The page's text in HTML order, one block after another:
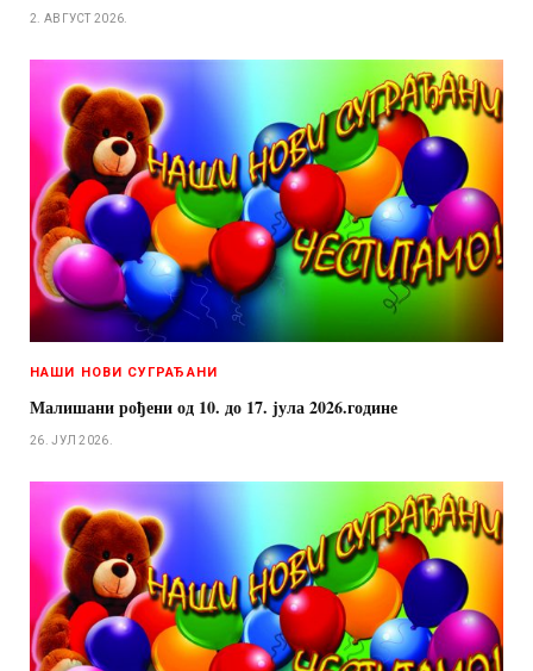
2. АВГУСТ 2026.
НАШИ НОВИ СУГРАЂАНИ
Малишани рођени од 10. до 17. јула 2026.године
26. ЈУЛ 2026.